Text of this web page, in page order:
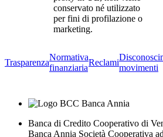
conservato né utilizzato
per fini di profilazione o
marketing.
Trasparenza
Normativa
finanziaria
Reclami
movimenti
Banca di Credito Cooperativo di
Banca Annia Società Cooperativa